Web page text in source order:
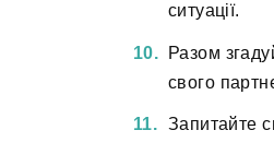
ситуації.
Разом
свого
Запитайте